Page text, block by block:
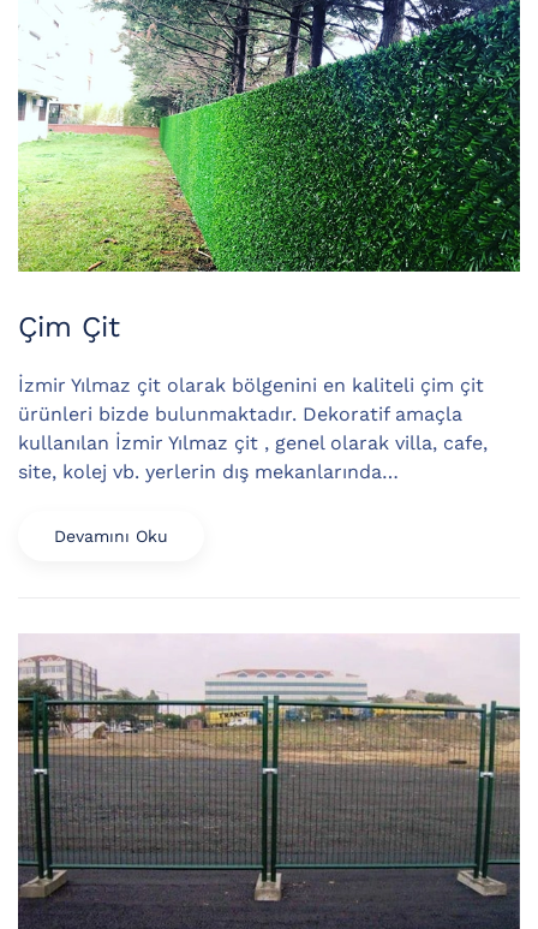
Çim Çit
İzmir Yılmaz çit olarak bölgenini en kaliteli çim çit
ürünleri bizde bulunmaktadır. Dekoratif amaçla
kullanılan İzmir Yılmaz çit , genel olarak villa, cafe,
site, kolej vb. yerlerin dış mekanlarında…
Devamını Oku